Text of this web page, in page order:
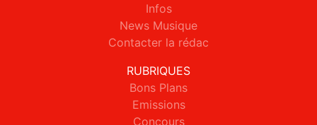
Infos
News Musique
Contacter la rédac
RUBRIQUES
Bons Plans
Emissions
Concours